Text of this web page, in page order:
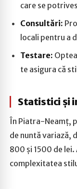
care se
Consultări:
locali pentru a
Testare:
te asigura că
Statistici și
În Piatra-Neamț,
de nuntă variază,
800 și 1500 de
complexitatea